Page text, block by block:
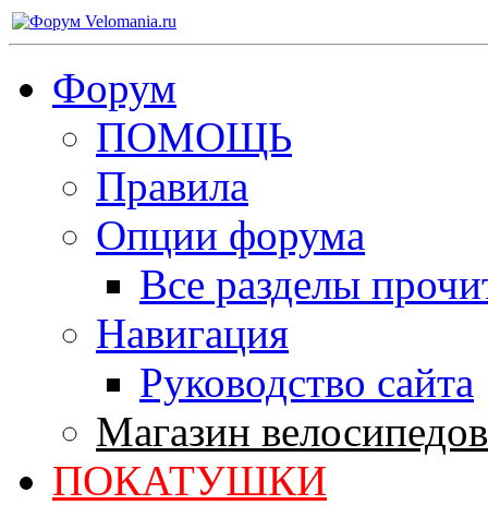
Форум
ПОМОЩЬ
Правила
Опции форума
Все разделы
Навигация
Руководство сайта
Магазин
ПОКАТУШКИ